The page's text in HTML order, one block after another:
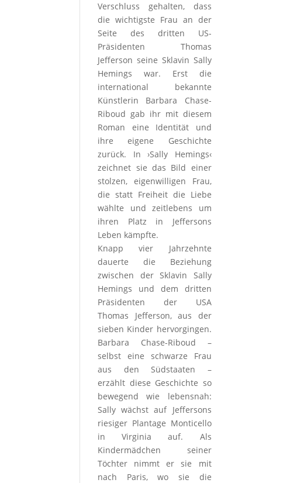
Verschluss gehalten, dass
die wichtigste Frau an der
Seite des dritten US-
Präsidenten Thomas
Jefferson seine Sklavin Sally
Hemings war. Erst die
international bekannte
Künstlerin Barbara Chase-
Riboud gab ihr mit diesem
Roman eine Identität und
ihre eigene Geschichte
zurück. In ›Sally Hemings‹
zeichnet sie das Bild einer
stolzen, eigenwilligen Frau,
die statt Freiheit die Liebe
wählte und zeitlebens um
ihren Platz in Jeffersons
Leben kämpfte.
Knapp vier Jahrzehnte
dauerte die Beziehung
zwischen der Sklavin Sally
Hemings und dem dritten
Präsidenten der USA
Thomas Jefferson, aus der
sieben Kinder hervorgingen.
Barbara Chase-Riboud –
selbst eine schwarze Frau
aus den Südstaaten –
erzählt diese Geschichte so
bewegend wie lebensnah:
Sally wächst auf Jeffersons
riesiger Plantage Monticello
in Virginia auf. Als
Kindermädchen seiner
Töchter nimmt er sie mit
nach Paris, wo sie die